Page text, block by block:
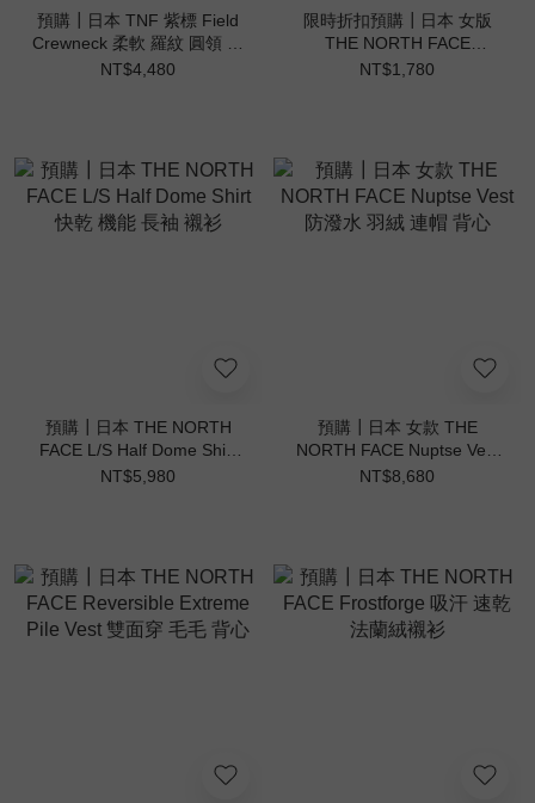
預購┃日本 TNF 紫標 Field
Crewneck 柔軟 羅紋 圓領 下
擺圓弧 不修邊 長袖 長T
NT$4,480
限時折扣預購┃日本 女版
THE NORTH FACE
BANDANA SQUARE LOGO
NT$1,780
預購┃日本 THE NORTH
FACE L/S Half Dome Shirt
快乾 機能 長袖 襯衫
NT$5,980
預購┃日本 女款 THE
NORTH FACE Nuptse Vest
防潑水 羽絨 連帽 背心
NT$8,680